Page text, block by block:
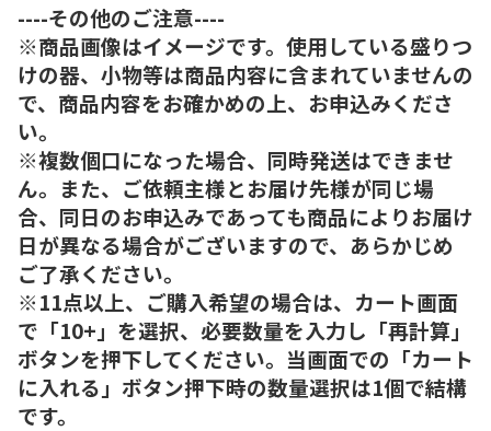
----その他のご注意----
※商品画像はイメージです。使用している盛りつ
けの器、小物等は商品内容に含まれていませんの
で、商品内容をお確かめの上、お申込みくださ
い。
※複数個口になった場合、同時発送はできませ
ん。また、ご依頼主様とお届け先様が同じ場
合、同日のお申込みであっても商品によりお届け
日が異なる場合がございますので、あらかじめ
ご了承ください。
※11点以上、ご購入希望の場合は、カート画面
で「10+」を選択、必要数量を入力し「再計算」
ボタンを押下してください。当画面での「カート
に入れる」ボタン押下時の数量選択は1個で結構
です。